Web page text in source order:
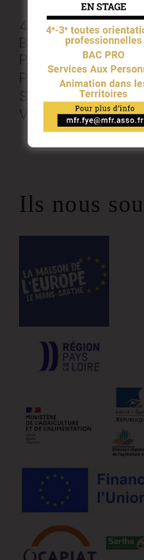
4eme- 3eme
BAC PRO
P.R.A.P 2S
Physique
SST Sauveteur
Validation des
Ils nous